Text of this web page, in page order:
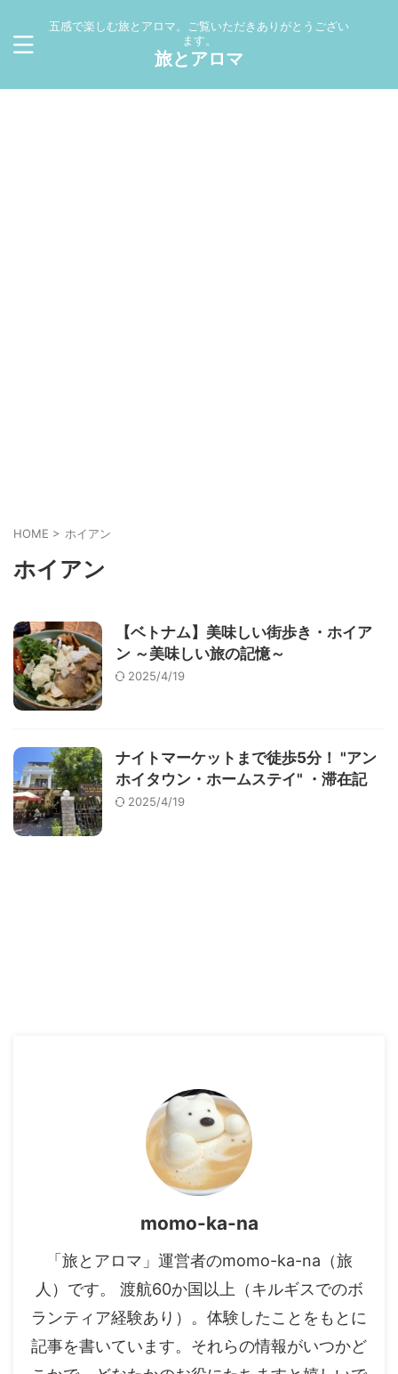
五感で楽しむ旅とアロマ。ご覧いただきありがとうござい
ます。
旅とアロマ
HOME > ホイアン
ホイアン
【ベトナム】美味しい街歩き・ホイア
ン ～美味しい旅の記憶～
2025/4/19
ナイトマーケットまで徒歩5分！ "アン
ホイタウン・ホームステイ" ・滞在記
2025/4/19
momo-ka-na
「旅とアロマ」運営者のmomo-ka-na（旅
人）です。 渡航60か国以上（キルギスでのボ
ランティア経験あり）。体験したことをもとに
記事を書いています。それらの情報がいつかど